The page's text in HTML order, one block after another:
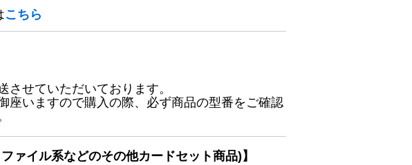
こちら
せていただいております。
座いますので購入の際、必ず商品の型番をご確認
ァイル系などのその他カードセット商品)】